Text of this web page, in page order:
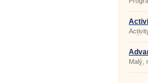
sítích.
apod.
Malý,